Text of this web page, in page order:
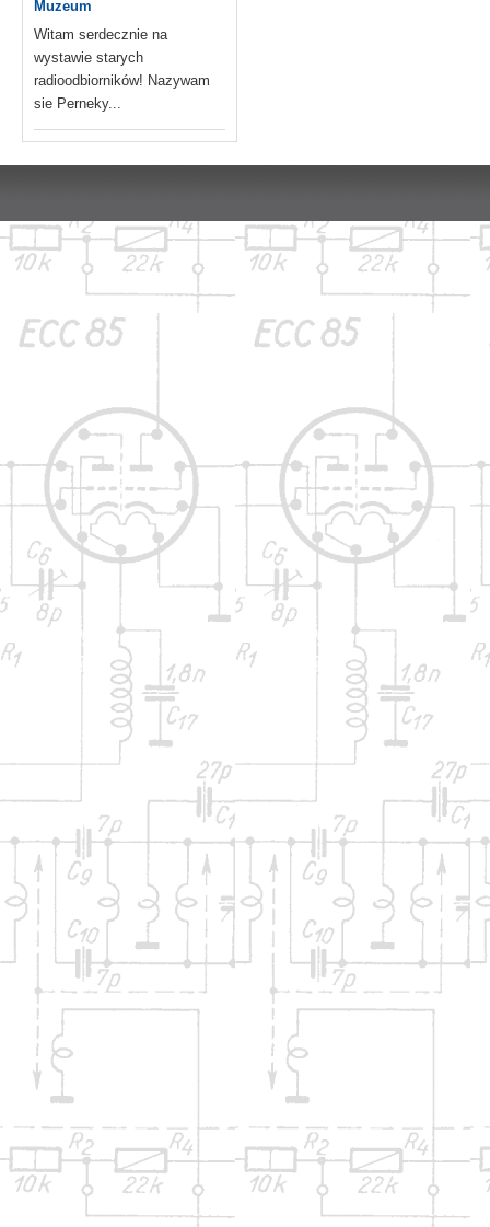
Muzeum
Witam serdecznie na
wystawie starych
radioodbiorników! Nazywam
sie Perneky...